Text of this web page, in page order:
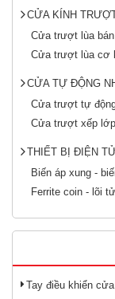
CỬA KÍNH
Cửa trượt lùa
Cửa trượt lùa cơ
CỬA TỰ ĐỘNG
Cửa trượt tự
Cửa trượt xếp lớp
THIẾT BỊ ĐIỆN
Biến áp xung -
Ferrite coin - lõi tử
Tay điều khiển